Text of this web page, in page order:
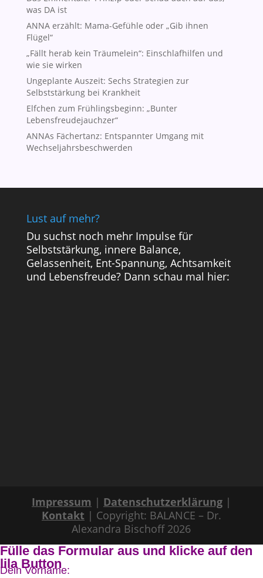
was DA ist
ANNA erzählt: Mama-Gefühle oder „Gib ihnen
Flügel“
„Fällt herab kein Träumelein“: Einschlafhilfen und
wie sie wirken
Ungeplante Auszeit: Sechs Strategien zur
Selbststärkung bei Krankheit
Elfchen zum Frühlingsbeginn: „Bunter
Lebensfreudejauchzer“
ANNAs Fächertanz: Entspannter Umgang mit
Wechseljahrsbeschwerden
Lust auf mehr?
Du suchst noch mehr Impulse für
Selbststärkung, innere Balance,
Gelassenheit, Ent-Spannung, Achtsamkeit
und Lebensfreude? Dann schau mal hier:
Impressum | Datenschutzerklärung|
Kontakt | Copyright: BALANCE – Dr.
Alexandra Bischoff 2026
Fülle das Formular aus und klicke auf den
lila Button
Dein Vorname: